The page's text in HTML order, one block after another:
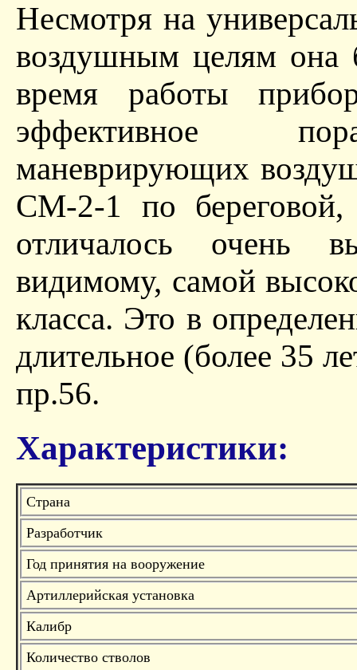
Несмотря на
воздушным целям она
время работы
эффективное
маневрирующих
СМ-2-1 по
отличалось очень
видимому, самой
класса. Это в
длительное (более 35
пр.56.
Характеристики:
Страна
Разработчик
Год принятия на вооружение
Артиллерийская установка
Калибр
Количество стволов